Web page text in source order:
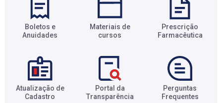
Boletos e
Anuidades​
Materiais de
cursos​
Prescrição
Farmacêutica​
Atualização de
Cadastro​
Portal da
Transparência​
Perguntas
Frequentes​